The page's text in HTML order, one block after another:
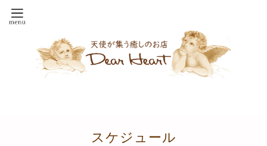
スケジュール